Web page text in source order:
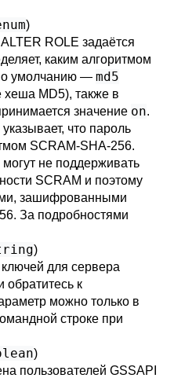
)
ALTER ROLE задаётся
каким алгоритмом
умолчанию — md5
хеша MD5), также в
значение on.
указывает, что пароль
SCRAM-SHA-256.
не поддерживать
SCRAM и поэтому
зашифрованными
За подробностями
)
для сервера
обратитесь к
можно только в
строке при
)
пользователей GSSAPI